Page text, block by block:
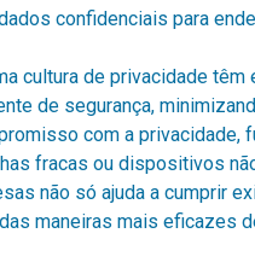
confidenciais para
cultura de privacidade
de segurança,
com a privacidade,
fracas ou dispositivos
não só ajuda a cumprir
maneiras mais eficazes